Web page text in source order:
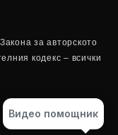
за авторското
кодекс – всички
Видео помощник